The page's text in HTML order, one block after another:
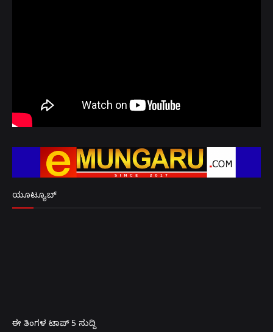
ಯೂಟ್ಯೂಬ್
ಈ ತಿಂಗಳ ಟಾಪ್ 5 ಸುದ್ದಿ